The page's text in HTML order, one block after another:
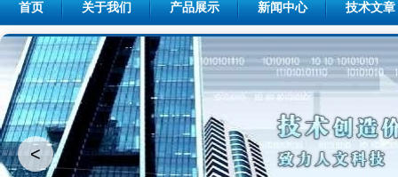
首页 关于我们 产品展示 新闻中心 技术文章
<